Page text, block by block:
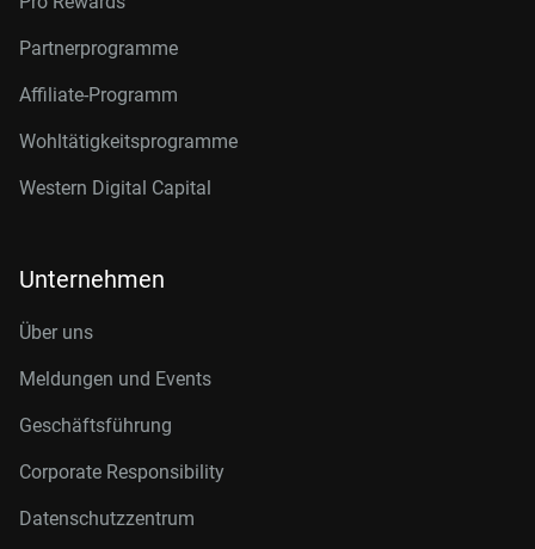
Partnerprogramme
Affiliate-Programm
Wohltätigkeitsprogramme
Western Digital Capital
Unternehmen
Über uns
Meldungen und Events
Geschäftsführung
Corporate Responsibility
Datenschutzzentrum